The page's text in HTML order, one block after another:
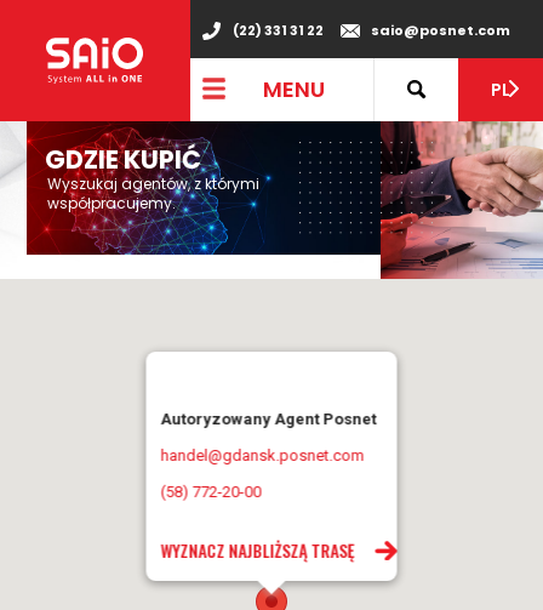
(22) 331 31 22 saio@posnet.com
MENU PL
GDZIE KUPIĆ
Wyszukaj agentów, z którymi
współpracujemy.
Autoryzowany Agent Posnet
handel@gdansk.posnet.com
(58) 772-20-00
WYZNACZ NAJBLIŻSZĄ TRASĘ